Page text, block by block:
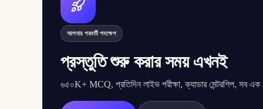
আপনার পরবর্তী পদক্ষেপ
প্রস্তুতি শুরু করার সময় এখনই
৬৫০K+ MCQ, প্রতিদিন লাইভ পরীক্ষা, ক্যাডার মেন্টরশিপ, সব এক